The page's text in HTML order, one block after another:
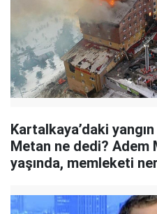
Kartalkaya’daki
Metan ne dedi? Adem
yaşında, memleketi